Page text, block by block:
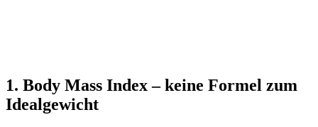
1. Body Mass Index – keine Formel zum
Idealgewicht